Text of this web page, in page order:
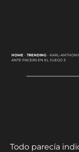
HOME- TRENDING- KARL-
ANTE PACERS EN EL JUEGO 3
Todo parecía